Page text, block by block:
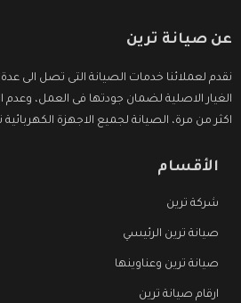
عن صيانة ترين
نقدم لعملائنا خدمات الصيانة التى تصل الى
الغيار الاصلية لضمان جودتها فى العمل،
اكثر من مرة، الصيانة لجميع الاجهزة
الأقسام
شركة ترين
صيانة ترين الرئيسي
صيانة ترين وعناوينها
ارقام صيانة ترين